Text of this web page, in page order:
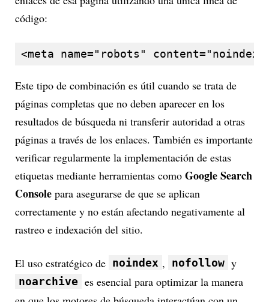
código:
<meta name="robots"
Este tipo de combinación es útil cuando se trata de
páginas completas que no deben aparecer en los
resultados de búsqueda ni transferir autoridad a otras
páginas a través de los enlaces. También es importante
verificar regularmente la implementación de estas
etiquetas mediante herramientas como Google Search
Console para asegurarse de que se aplican
correctamente y no están afectando negativamente al
rastreo e indexación del sitio.
El uso estratégico de noindex , nofollow y
noarchive es esencial para optimizar la manera